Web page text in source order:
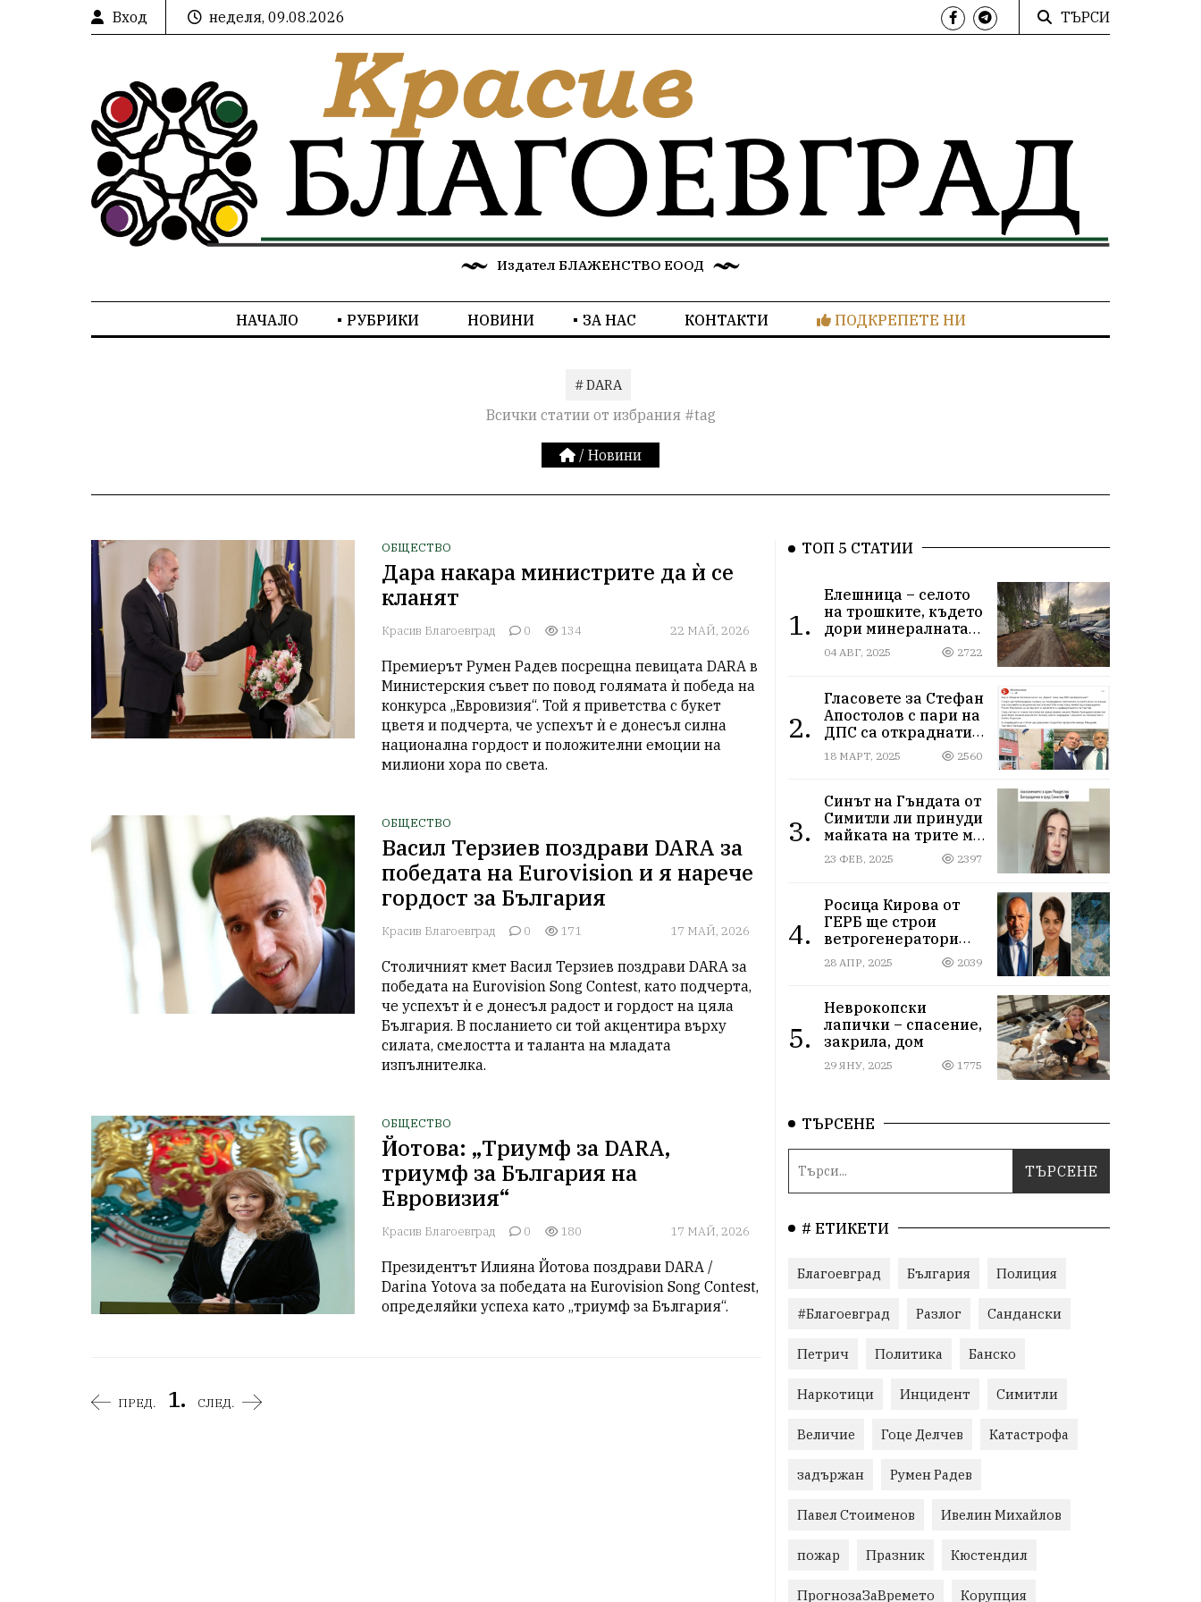
Вход неделя, 09.08.2026 ТЪРСИ
Издател БЛАЖЕНСТВО ЕООД
НАЧАЛО РУБРИКИ НОВИНИ ЗА НАС КОНТАКТИ ПОДКРЕПЕТЕ НИ
# DARA
Всички статии от избрания #tag
/ Новини
ОБЩЕСТВО
Дара накара министрите да ѝ се
кланят
Красив Благоевград 0 134 22 МАЙ, 2026
Премиерът Румен Радев посрещна певицата DARA в
Министерския съвет по повод голямата ѝ победа на
конкурса „Евровизия“. Той я приветства с букет
цветя и подчерта, че успехът ѝ е донесъл силна
национална гордост и положителни емоции на
милиони хора по света.
ОБЩЕСТВО
Васил Терзиев поздрави DARA за
победата на Eurovision и я нарече
гордост за България
Красив Благоевград 0 171 17 МАЙ, 2026
Столичният кмет Васил Терзиев поздрави DARA за
победата на Eurovision Song Contest, като подчерта,
че успехът ѝ е донесъл радост и гордост на цяла
България. В посланието си той акцентира върху
силата, смелостта и таланта на младата
изпълнителка.
ОБЩЕСТВО
Йотова: „Триумф за DARA,
триумф за България на
Евровизия“
Красив Благоевград 0 180 17 МАЙ, 2026
Президентът Илияна Йотова поздрави DARA /
Darina Yotova за победата на Eurovision Song Contest,
определяйки успеха като „триумф за България“.
ПРЕД. 1. СЛЕД.
ТОП 5 СТАТИИ
1.
Елешница – селото
на трошките, където
дори минералната
вода не може да
измие срама
04 АВГ, 2025 2722
2.
Гласовете за Стефан
Апостолов с пари на
ДПС са откраднати
от Иван Герчев,
медия бухалка го
18 МАРТ, 2025 2560
3.
Синът на Гъндата от
Симитли ли принуди
майката на трите му
деца да се самоубие?
Къде са
23 ФЕВ, 2025 2397
4.
Росица Кирова от
ГЕРБ ще строи
ветрогенератори
върху пасища в
Осоговската планина
28 АПР, 2025 2039
5.
Неврокопски
лапички – спасение,
закрила, дом
29 ЯНУ, 2025 1775
ТЪРСЕНЕ
# ЕТИКЕТИ
Благоевград България Полиция
#Благоевград Разлог Сандански
Петрич Политика Банско
Наркотици Инцидент Симитли
Величие Гоце Делчев Катастрофа
задържан Румен Радев
Павел Стоименов Ивелин Михайлов
пожар Празник Кюстендил
ПрогнозаЗаВремето Корупция